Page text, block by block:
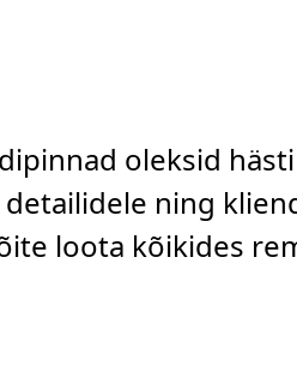
oleksid
ning
loota kõikides